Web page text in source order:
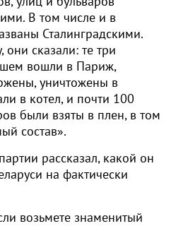
В том числе и в
Сталинградскими.
они сказали: те три
вошли в Париж,
уничтожены в
в котел, и почти 100
были взяты в плен, в том
состав».
рассказал, какой он
на фактически
возьмете знаменитый